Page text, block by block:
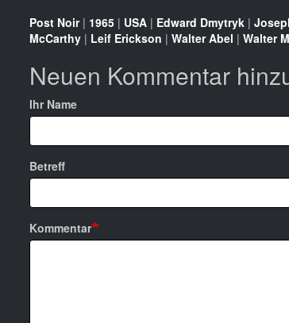
Post Noir| 1965 | USA | Edward Dmytryk |
McCarthy | Leif Erickson | Walter Abel | Walter
Neuen Kommentar
Ihr Name
Betreff
Kommentar